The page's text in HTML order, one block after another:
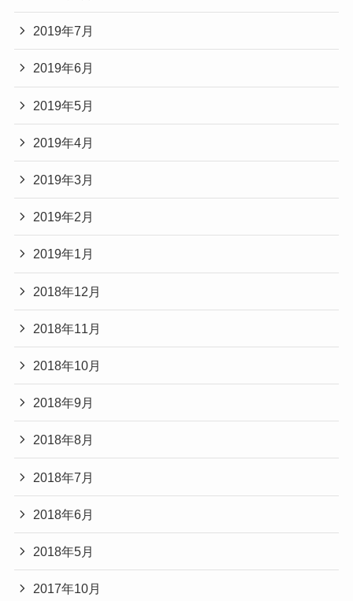
2019年7月
2019年6月
2019年5月
2019年4月
2019年3月
2019年2月
2019年1月
2018年12月
2018年11月
2018年10月
2018年9月
2018年8月
2018年7月
2018年6月
2018年5月
2017年10月